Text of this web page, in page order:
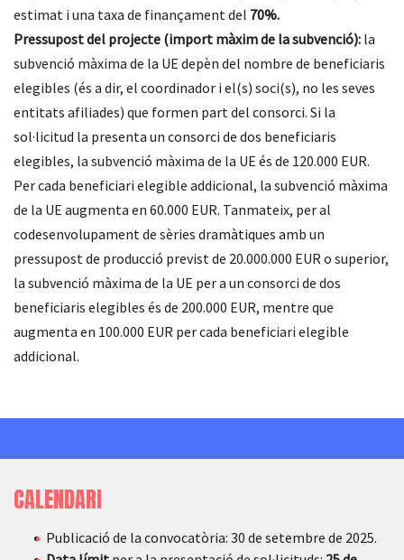
estimat i una taxa de finançament del 70%.
Pressupost del projecte (import màxim de la subvenció): la
subvenció màxima de la UE depèn del nombre de beneficiaris
elegibles (és a dir, el coordinador i el(s) soci(s), no les seves
entitats afiliades) que formen part del consorci. Si la
sol·licitud la presenta un consorci de dos beneficiaris
elegibles, la subvenció màxima de la UE és de 120.000 EUR.
Per cada beneficiari elegible addicional, la subvenció màxima
de la UE augmenta en 60.000 EUR. Tanmateix, per al
codesenvolupament de sèries dramàtiques amb un
pressupost de producció previst de 20.000.000 EUR o superior,
la subvenció màxima de la UE per a un consorci de dos
beneficiaris elegibles és de 200.000 EUR, mentre que
augmenta en 100.000 EUR per cada beneficiari elegible
addicional.
CALENDARI
Publicació de la convocatòria: 30 de setembre de 2025.